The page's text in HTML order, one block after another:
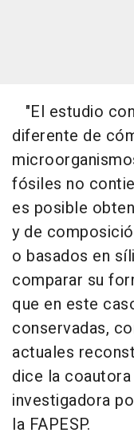
"El estudio
diferente de
fósiles no
es posible
y de
o basados en
comparar su
que en este
conservadas,
actuales
dice la
investigadora
la FAPESP.